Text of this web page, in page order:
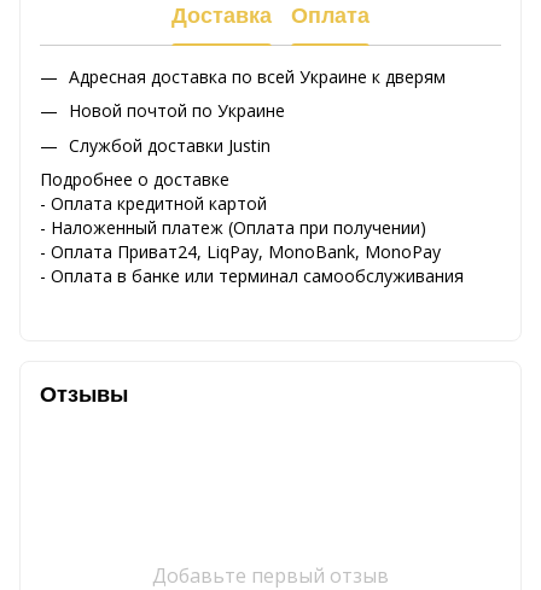
Доставка Оплата
Адресная доставка по всей Украине к дверям
Новой почтой по Украине
Службой доставки Justin
Подробнее о доставке
- Оплата кредитной картой
- Наложенный платеж (Оплата при получении)
- Оплата Приват24, LiqPay, MonoBank, MonoPay
- Оплата в банке или терминал самообслуживания
Отзывы
Добавьте первый отзыв